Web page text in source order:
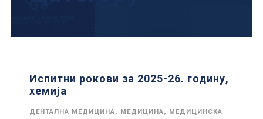
Испитни рокови за 2025-26. годину,
хемија
ДЕНТАЛНА МЕДИЦИНА, МЕДИЦИНА, МЕДИЦИНСКА